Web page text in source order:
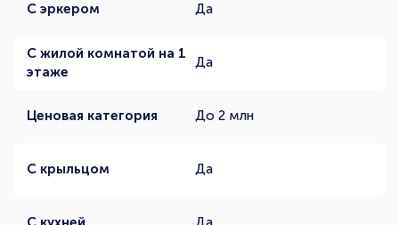
С эркером Да
С жилой комнатой на 1
этаже
Да
Ценовая категория До 2 млн
С крыльцом Да